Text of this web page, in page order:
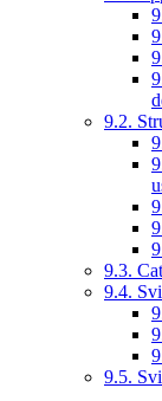
9.2.
9.3.
9.4.
9.5.